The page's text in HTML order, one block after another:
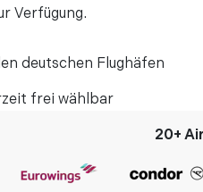
Nachteil war, dass
"Die Kathedrale
Verfügung.
deutschen Flughäfen
frei wählbar
20+